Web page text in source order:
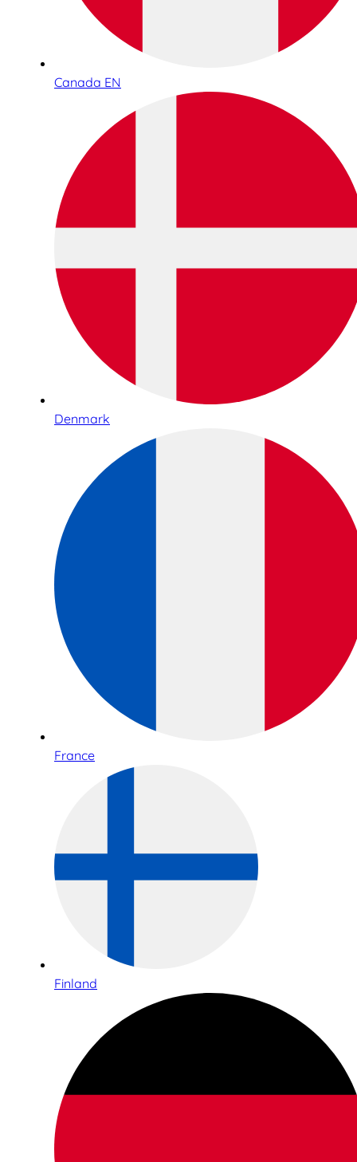
Canada EN
Denmark
France
Finland